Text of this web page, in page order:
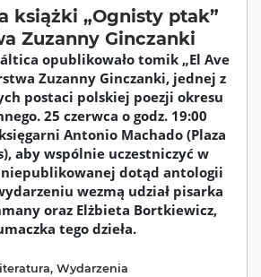
książki „Ognisty ptak”
Zuzanny Ginczanki
opublikowało tomik „El Ave
Zuzanny Ginczanki, jednej z
postaci polskiej poezji okresu
25 czerwca o godz. 19:00
Antonio Machado (Plaza
aby wspólnie uczestniczyć w
dotąd antologii
wezmą udział pisarka
oraz Elżbieta Bortkiewicz,
tego dzieła.
, Wydarzenia